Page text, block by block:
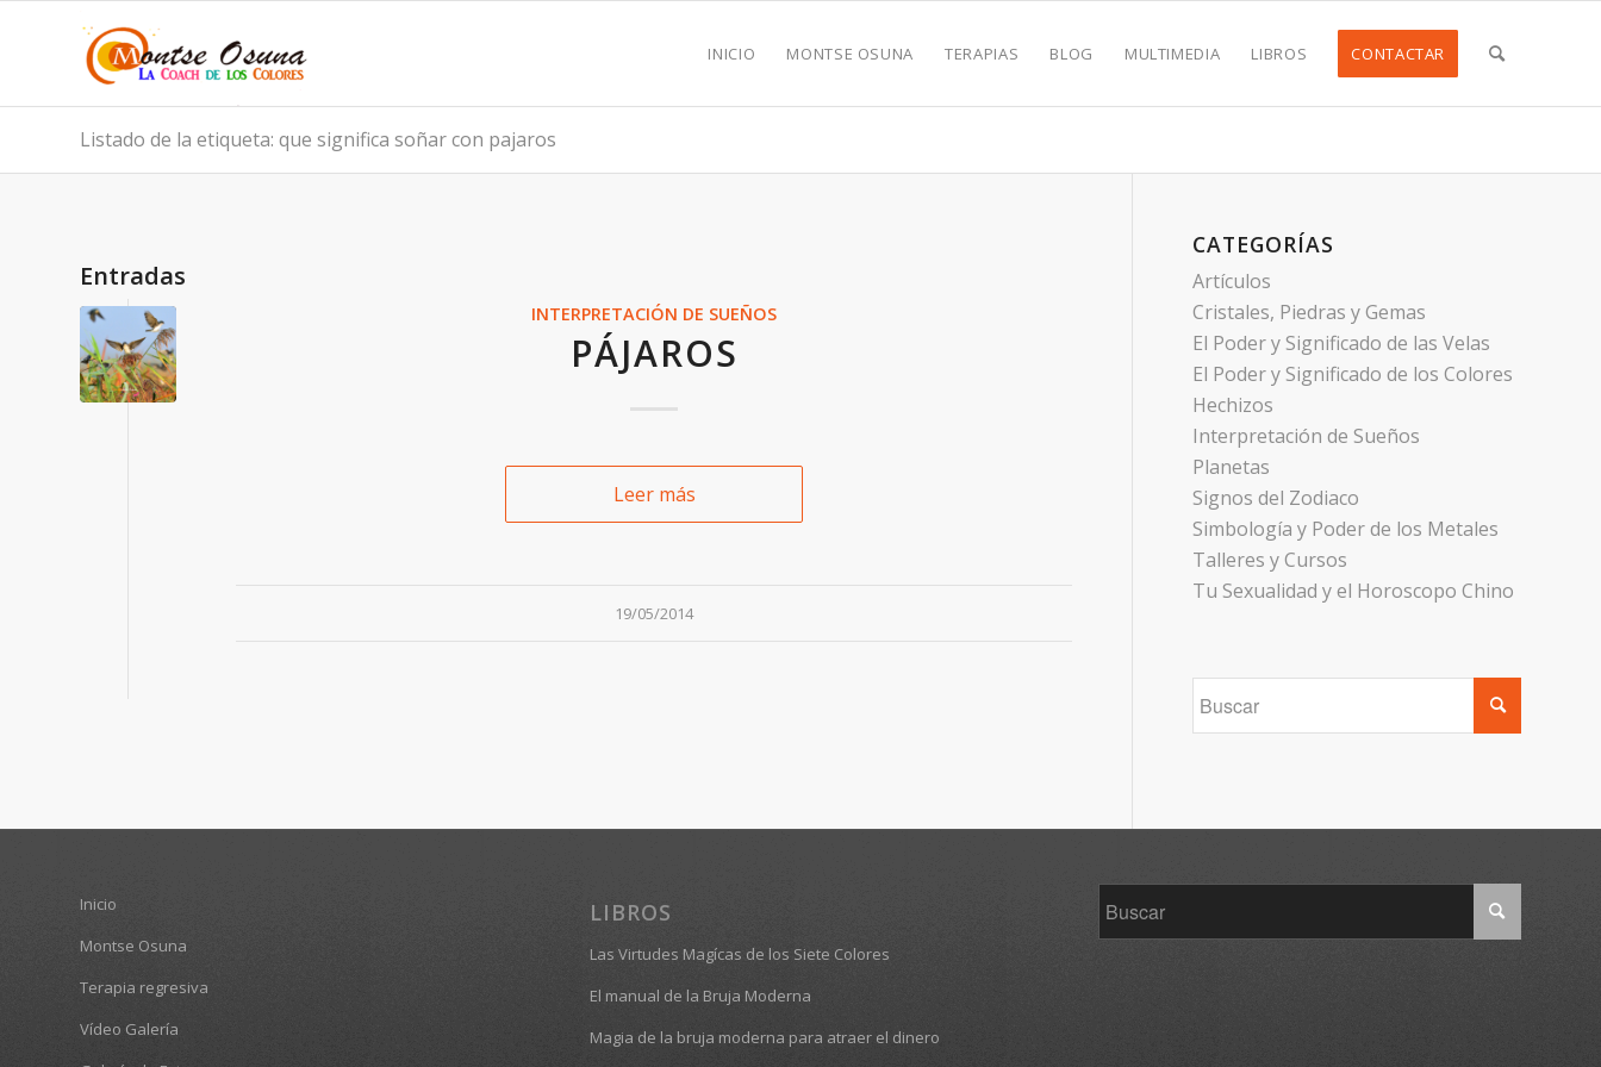
INICIO MONTSE OSUNA TERAPIAS BLOG MULTIMEDIA LIBROS CONTACTAR
Listado de la etiqueta: que significa soñar con pajaros
Entradas
INTERPRETACIÓN DE SUEÑOS
PÁJAROS
Leer más
19/05/2014
CATEGORÍAS
Artículos
Cristales, Piedras y Gemas
El Poder y Significado de las Velas
El Poder y Significado de los Colores
Hechizos
Interpretación de Sueños
Planetas
Signos del Zodiaco
Simbología y Poder de los Metales
Talleres y Cursos
Tu Sexualidad y el Horoscopo Chino
Inicio
Montse Osuna
Terapia regresiva
Vídeo Galería
LIBROS
Las Virtudes Magícas de los Siete Colores
El manual de la Bruja Moderna
Magia de la bruja moderna para atraer el dinero